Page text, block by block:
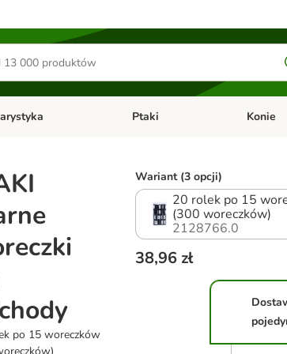
menu kategorii: Małe zwierzętaOtwórz menu kategorii:
Ptaki Otwórz
Konie
po 15 woreczków
Wariant (3 opcji)
20 rolek po 15
(300 woreczków)
2128766.0
38,96 zł